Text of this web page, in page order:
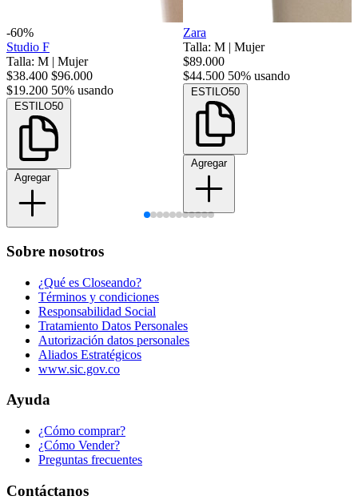
-60%
Studio F
Talla: M | Mujer
$38.400 $96.000
$19.200 50% usando
ESTILO50
Agregar
Zara
Talla: M | Mujer
$89.000
$44.500 50% usando
ESTILO50
Agregar
Sobre nosotros
¿Qué es Closeando?
Términos y condiciones
Responsabilidad Social
Tratamiento Datos Personales
Autorización datos personales
Aliados Estratégicos
www.sic.gov.co
Ayuda
¿Cómo comprar?
¿Cómo Vender?
Preguntas frecuentes
Contáctanos